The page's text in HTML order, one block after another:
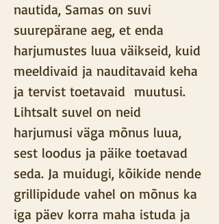
nautida, Samas on suvi
suurepärane aeg, et enda
harjumustes luua väikseid, kuid
meeldivaid ja nauditavaid keha
ja tervist toetavaid  muutusi.
Lihtsalt suvel on neid
harjumusi väga mõnus luua,
sest loodus ja päike toetavad
seda. Ja muidugi, kõikide nende
grillipidude vahel on mõnus ka
iga päev korra maha istuda ja